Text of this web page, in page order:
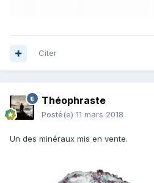
Citer
Théophraste
Posté(e) 11 mars 2018
Un des minéraux mis en vente.